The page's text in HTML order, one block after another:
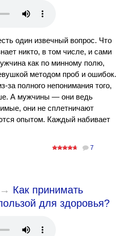
один извечный вопрос. Что
никто, в том числе, и сами
как по минному полю,
методом проб и ошибок.
за полного непонимания того,
А мужчины — они ведь
они не сплетничают
опытом. Каждый набивает
7
→ Как принимать
для здоровья?